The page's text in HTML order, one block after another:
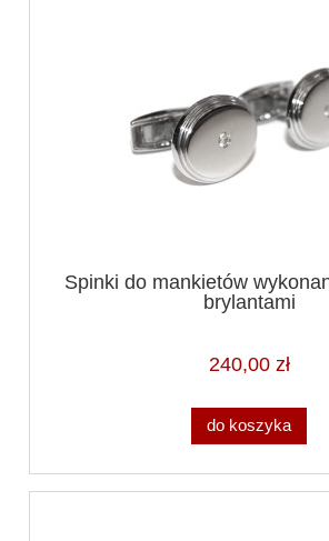
Spinki do mankietów
brylantami
240,00 zł
do koszyka